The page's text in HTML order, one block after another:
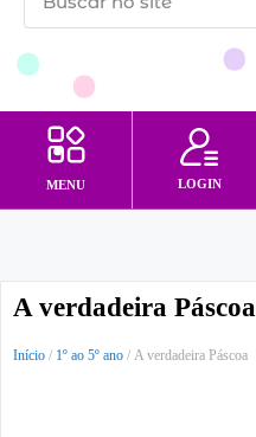
MENU LOGIN
A verdadeira Páscoa
Início / 1º ao 5º ano / A verdadeira Páscoa